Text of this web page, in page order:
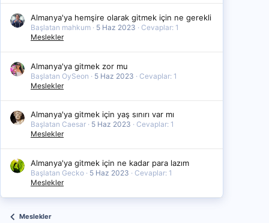
Almanya'ya hemşire olarak gitmek için ne gerekli
Başlatan mahkum 5 Haz 2023
Cevaplar: 1
Meslekler
Almanya'ya gitmek zor mu
Başlatan OySeon 5 Haz 2023
Cevaplar: 1
Meslekler
Almanya'ya gitmek için yaş sınırı var mı
Başlatan Caesar 5 Haz 2023
Cevaplar: 1
Meslekler
Almanya'ya gitmek için ne kadar para lazım
Başlatan Gecko 5 Haz 2023
Cevaplar: 1
Meslekler
Meslekler